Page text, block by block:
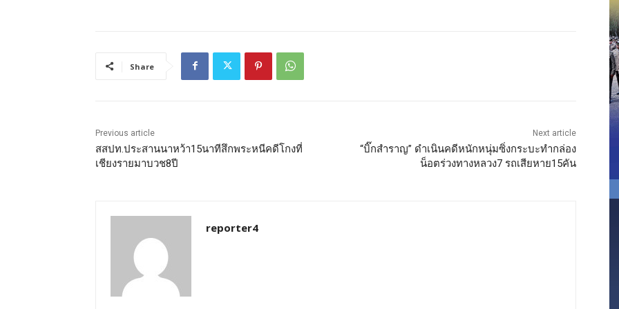
Share
Previous article
สสปท.ประสานนาหว้า15นาทีสึกพระหนีคดีโกงที่
เชียงรายมาบวช8ปี
Next article
“บิ๊กสำราญ” ดำเนินคดีหนักหนุ่มซิ่งกระบะทำกล่อง
น็อตร่วงทางหลวง7 รถเสียหาย15คัน
reporter4